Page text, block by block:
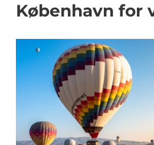
København for